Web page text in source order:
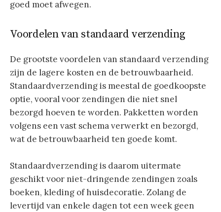
goed moet afwegen.
Voordelen van standaard verzending
De grootste voordelen van standaard verzending
zijn de lagere kosten en de betrouwbaarheid.
Standaardverzending is meestal de goedkoopste
optie, vooral voor zendingen die niet snel
bezorgd hoeven te worden. Pakketten worden
volgens een vast schema verwerkt en bezorgd,
wat de betrouwbaarheid ten goede komt.
Standaardverzending is daarom uitermate
geschikt voor niet-dringende zendingen zoals
boeken, kleding of huisdecoratie. Zolang de
levertijd van enkele dagen tot een week geen